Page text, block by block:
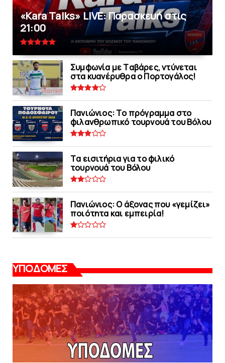
«Kara Talks» LIVE: Παρασκευή στις
21:00
Συμφωνία με Tαβάρες, ντύνεται
στα κυανέρυθρα ο Πορτογάλος!
Πανιώνιoς: Tο πρόγραμμα στο
φιλανθρωπικό τουρνουά του Bόλου
Tα εισιτήρια για το φιλικό
τουρνουά του Bόλου
Πανιώνιος: O άξονας που «γεμίζει»
ποιότητα και εμπειρία!
ΥΠΟΔΟΜΕΣ